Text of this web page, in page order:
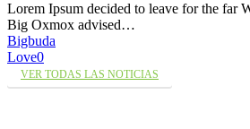
Lorem Ipsum decided to leave for the far
Big Oxmox advised…
Bigbuda
Love0
VER TODAS LAS NOTICIAS